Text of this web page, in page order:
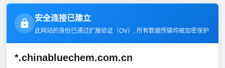
安全连接已建立
此网站的身份已通过扩展验证（OV）, 所有数据传输均被加密保护
*.chinabluechem.com.cn